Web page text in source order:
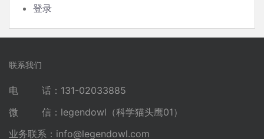
登录
联系我们
电 话：131-02033885
微 信：legendowl（科学猫头鹰01）
业务联系： info@legendowl.com